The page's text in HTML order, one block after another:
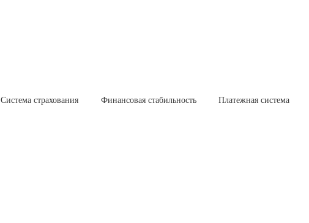
Система страхования Финансовая стабильность Платежная система